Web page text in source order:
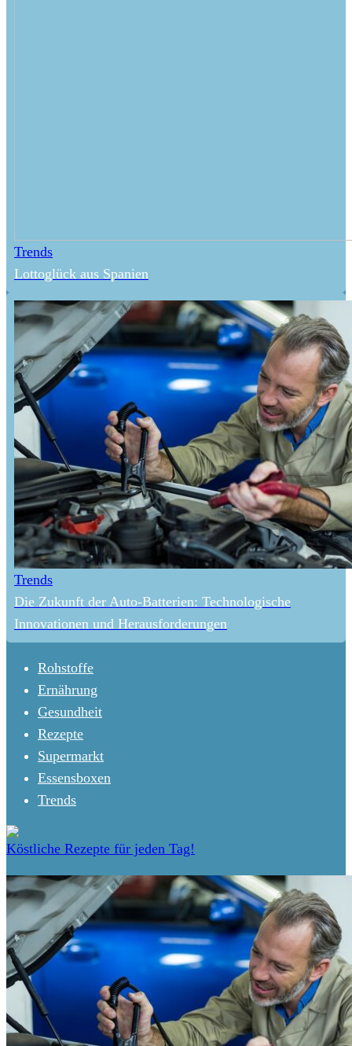
Trends
Lottoglück aus Spanien
Trends
Die Zukunft der Auto-Batterien: Technologische
Innovationen und Herausforderungen
Rohstoffe
Ernährung
Gesundheit
Rezepte
Supermarkt
Essensboxen
Trends
Köstliche Rezepte für jeden Tag!